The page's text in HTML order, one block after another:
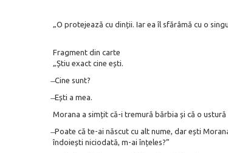
„O protejează cu dinții. Iar ea îl sfărâmă cu o
Fragment din carte
„Știu exact cine ești.
̶ Cine sunt?
̶ Ești a mea.
Morana a simțit că-i tremură bărbia și că o ustură
Poate că te-ai născut cu alt nume, dar ești
îndoiești niciodată, m-ai înțeles?”